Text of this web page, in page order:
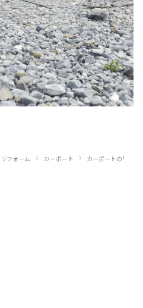
フォーム › カーポート › カーポートのリフォ